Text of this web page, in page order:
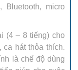
micro
(4 – 8 tiếng) cho
hát thỏa thích.
là chế độ dùng